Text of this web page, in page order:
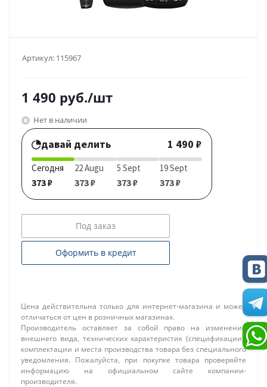
Артикул: 115967
1 490 руб./шт
Нет в наличии
давай делить 1 490 ₽
Сегодня
373 ₽
22 Augu
373 ₽
5 Sept
373 ₽
19 Sept
373 ₽
Под заказ
Оформить в кредит
Цена действительна только для интернет-магазина и может
отличаться от цен в розничных магазинах.
Производитель оставляет за собой право на изменение
внешнего вида, технических характеристик (спецификации),
комплектации и места производства товара без специального
уведомления. Пожалуйста, при покупке товара проверяйте
информацию на официальном сайте компании-
производителя.